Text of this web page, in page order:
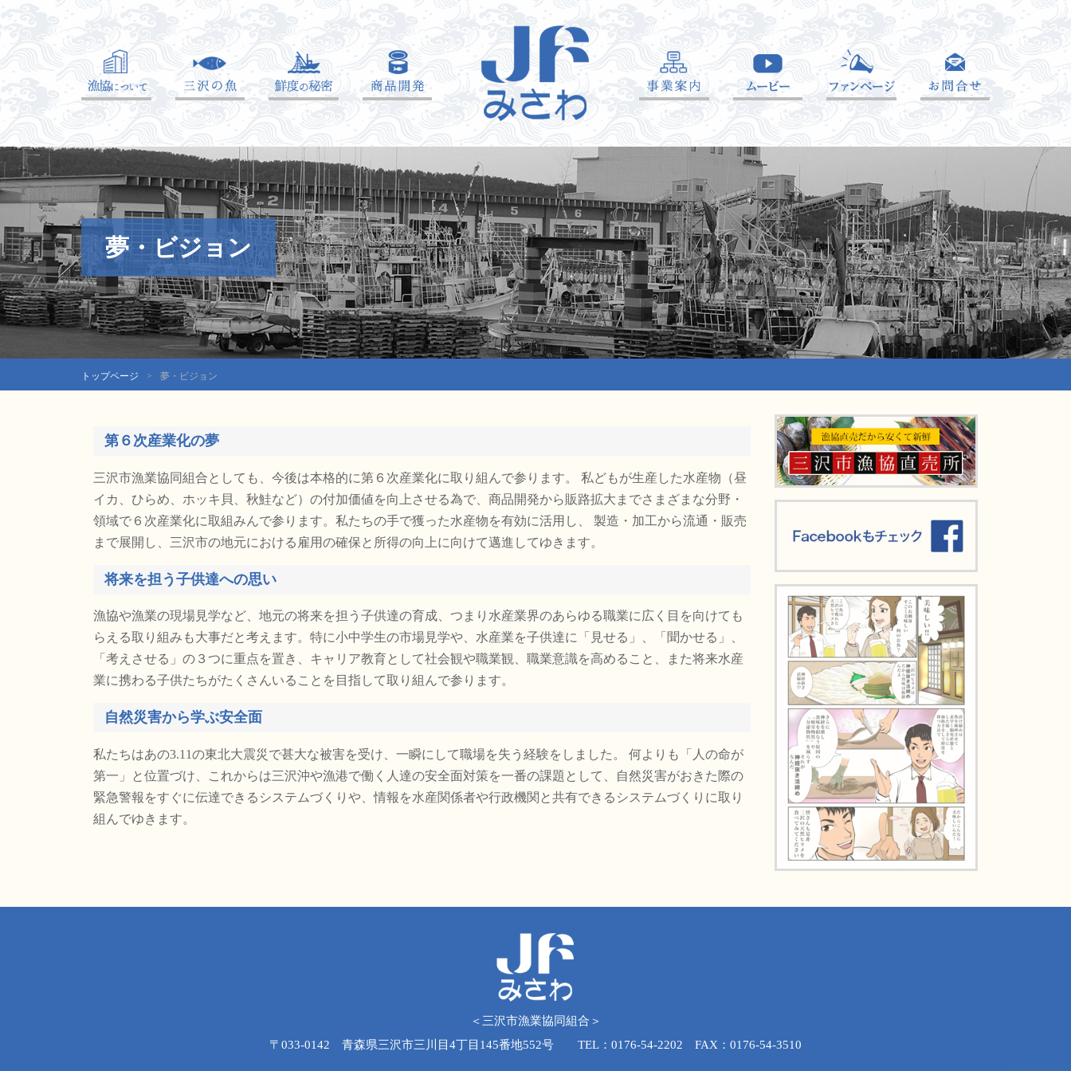
夢・ビジョン
トップページ 夢・ビジョン
第６次産業化の夢
三沢市漁業協同組合としても、今後は本格的に第６次産業化に取り組んで参ります。 私どもが生産した水産物（昼
イカ、ひらめ、ホッキ貝、秋鮭など）の付加価値を向上させる為で、商品開発から販路拡大までさまざまな分野・
領域で６次産業化に取組みんで参ります。私たちの手で獲った水産物を有効に活用し、 製造・加工から流通・販売
まで展開し、三沢市の地元における雇用の確保と所得の向上に向けて邁進してゆきます。
将来を担う子供達への思い
漁協や漁業の現場見学など、地元の将来を担う子供達の育成、つまり水産業界のあらゆる職業に広く目を向けても
らえる取り組みも大事だと考えます。特に小中学生の市場見学や、水産業を子供達に「見せる」、「聞かせる」、
「考えさせる」の３つに重点を置き、キャリア教育として社会観や職業観、職業意識を高めること、また将来水産
業に携わる子供たちがたくさんいることを目指して取り組んで参ります。
自然災害から学ぶ安全面
私たちはあの3.11の東北大震災で甚大な被害を受け、一瞬にして職場を失う経験をしました。 何よりも「人の命が
第一」と位置づけ、これからは三沢沖や漁港で働く人達の安全面対策を一番の課題として、自然災害がおきた際の
緊急警報をすぐに伝達できるシステムづくりや、情報を水産関係者や行政機関と共有できるシステムづくりに取り
組んでゆきます。
＜三沢市漁業協同組合＞
〒033-0142 青森県三沢市三川目4丁目145番地552号 TEL：0176-54-2202 FAX：0176-54-3510